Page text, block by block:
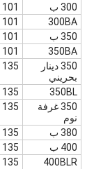
300 ب
101
300BA
101
350 ب
101
350BA
101
350 دينار
بحريني
135
350BL
135
350 غرفة
نوم
135
380 ب 135
400 ب
135
400BLR
135